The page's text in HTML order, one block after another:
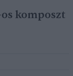
komposzt